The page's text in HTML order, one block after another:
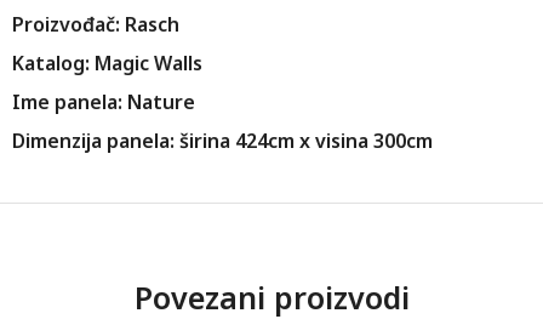
Proizvođač: Rasch
Katalog: Magic Walls
Ime panela: Nature
Dimenzija panela: širina 424cm x visina 300cm
Povezani proizvodi